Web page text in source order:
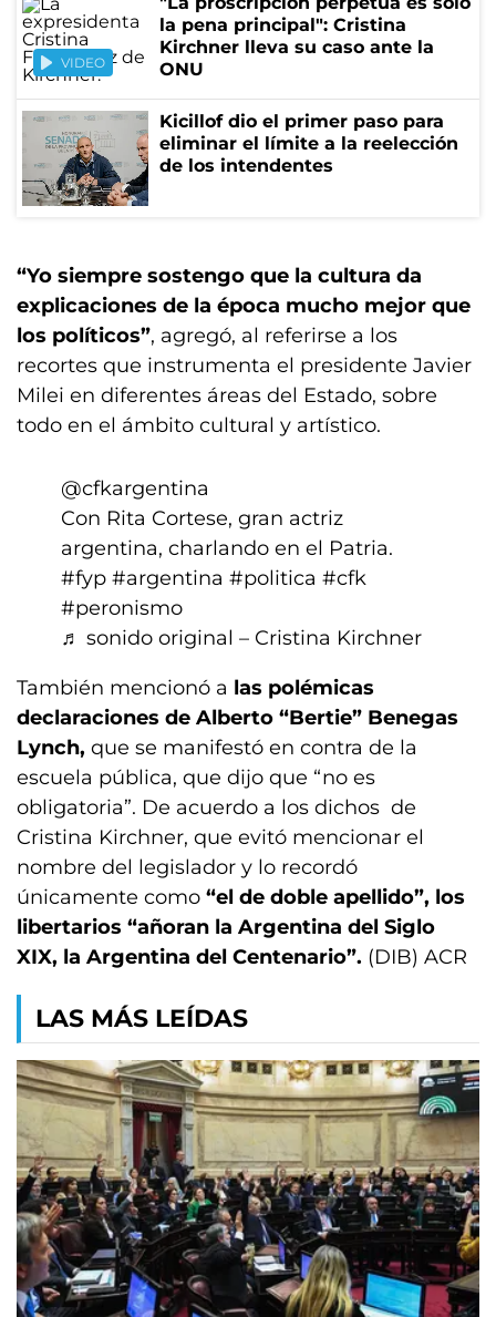
VIDEO
la pena principal": Cristina
Kirchner lleva su caso ante la
ONU
Kicillof dio el primer paso para
eliminar el límite a la reelección
de los intendentes
“Yo siempre sostengo que la cultura da
explicaciones de la época mucho mejor que
los políticos”, agregó, al referirse a los
recortes que instrumenta el presidente Javier
Milei en diferentes áreas del Estado, sobre
todo en el ámbito cultural y artístico.
@cfkargentina
Con Rita Cortese, gran actriz
argentina, charlando en el Patria.
#fyp #argentina #politica #cfk
#peronismo
♬ sonido original – Cristina Kirchner
También mencionó a las polémicas
declaraciones de Alberto “Bertie” Benegas
Lynch, que se manifestó en contra de la
escuela pública, que dijo que “no es
obligatoria”. De acuerdo a los dichos de
Cristina Kirchner, que evitó mencionar el
nombre del legislador y lo recordó
únicamente como “el de doble apellido”, los
libertarios “añoran la Argentina del Siglo
XIX, la Argentina del Centenario”. (DIB) ACR
LAS MÁS LEÍDAS